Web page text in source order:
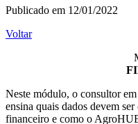
Publicado em 12/01/2022
Voltar
Neste módulo, o consultor
ensina quais dados devem
financeiro e como o